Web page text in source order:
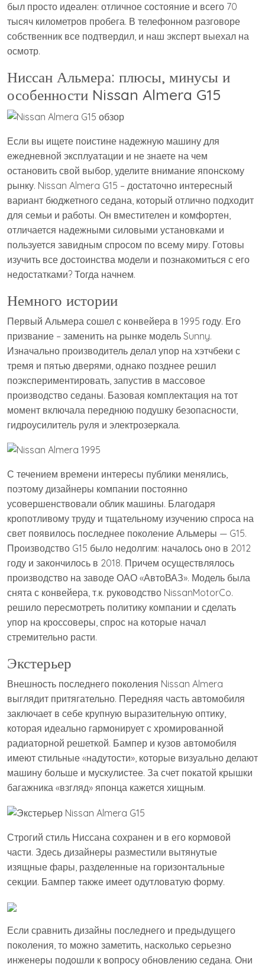
был просто идеален: отличное состояние и всего 70
тысяч километров пробега. В телефонном разговоре
собственник все подтвердил, и наш эксперт выехал на
осмотр.
Ниссан Альмера: плюсы, минусы и
особенности Nissan Almera G15
Если вы ищете поистине надежную машину для
ежедневной эксплуатации и не знаете на чем
остановить свой выбор, уделите внимание японскому
рынку. Nissan Almera G15 – достаточно интересный
вариант бюджетного седана, который отлично подходит
для семьи и работы. Он вместителен и комфортен,
отличается надежными силовыми установками и
пользуется завидным спросом по всему миру. Готовы
изучить все достоинства модели и познакомиться с его
недостатками? Тогда начнем.
Немного истории
Первый Альмера сошел с конвейера в 1995 году. Его
призвание – заменить на рынке модель Sunny.
Изначально производитель делал упор на хэтчбеки с
тремя и пятью дверями, однако позднее решил
поэкспериментировать, запустив в массовое
производство седаны. Базовая комплектация на тот
момент включала переднюю подушку безопасности,
гидроусилитель руля и электрозеркала.
С течением времени интересы публики менялись,
поэтому дизайнеры компании постоянно
усовершенствовали облик машины. Благодаря
кропотливому труду и тщательному изучению спроса на
свет появилось последнее поколение Альмеры — G15.
Производство G15 было недолгим: началось оно в 2012
году и закончилось в 2018. Причем осуществлялось
производство на заводе ОАО «АвтоВАЗ». Модель была
снята с конвейера, т.к. руководство NissanMotorCo.
решило пересмотреть политику компании и сделать
упор на кроссоверы, спрос на которые начал
стремительно расти.
Экстерьер
Внешность последнего поколения Nissan Almera
выглядит притягательно. Передняя часть автомобиля
заключает в себе крупную выразительную оптику,
которая идеально гармонирует с хромированной
радиаторной решеткой. Бампер и кузов автомобиля
имеют стильные «надутости», которые визуально делают
машину больше и мускулистее. За счет покатой крышки
багажника «взгляд» японца кажется хищным.
Строгий стиль Ниссана сохранен и в его кормовой
части. Здесь дизайнеры разместили вытянутые
изящные фары, разделенные на горизонтальные
секции. Бампер также имеет одутловатую форму.
Если сравнить дизайны последнего и предыдущего
поколения, то можно заметить, насколько серьезно
инженеры подошли к вопросу обновлению седана. Они